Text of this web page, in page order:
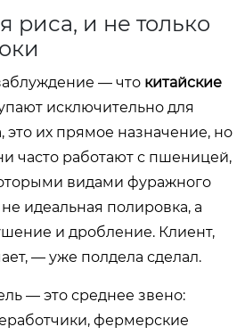
риса, и не только
— что китайские
исключительно для
это их прямое назначение, но
часто работают с пшеницей,
видами фуражного
идеальная полировка, а
и дробление. Клиент,
— уже полдела сделал.
— это среднее звено:
фермерские